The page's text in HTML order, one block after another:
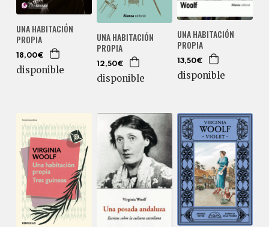
UNA HABITACIÓN
PROPIA
18,00€
disponible
UNA HABITACIÓN
PROPIA
12,50€
disponible
UNA HABITACIÓN
PROPIA
13,50€
disponible